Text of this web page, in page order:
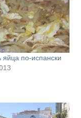
яйца по-испански